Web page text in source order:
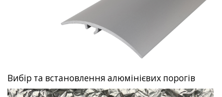
Вибір та встановлення алюмінієвих порогів